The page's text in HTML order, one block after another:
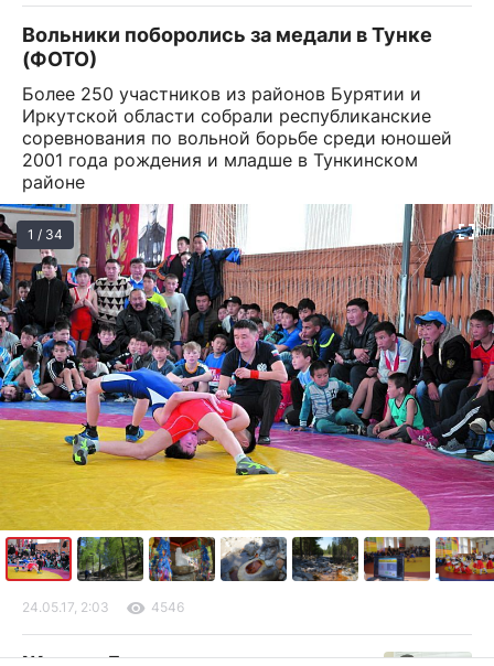
Вольники поборолись за медали в Тунке
(ФОТО)
Более 250 участников из районов Бурятии и
Иркутской области собрали республиканские
соревнования по вольной борьбе среди юношей
2001 года рождения и младше в Тункинском
районе
1 / 34
24.05.17, 2:03 4546